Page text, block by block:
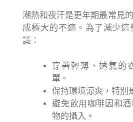
潮熱和夜汗是更年期最常見
成極大的不適。為了減少這
議：
穿著輕薄、透氣的
單。
保持環境涼爽，特別
避免飲用咖啡因和
物的攝入。